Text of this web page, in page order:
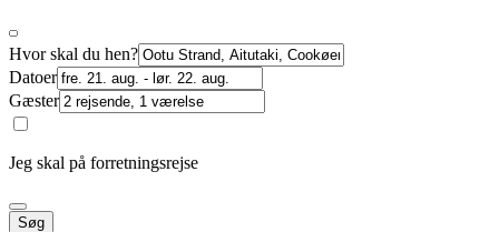
Hvor skal du hen?
Datoer
Gæster
Jeg skal på forretningsrejse
Søg